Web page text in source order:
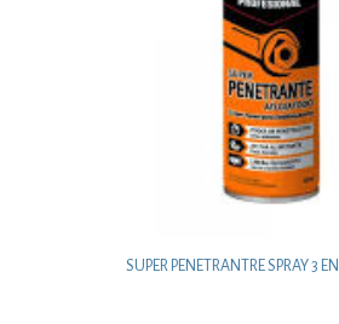
SUPER PENETRANTRE SPRAY 3